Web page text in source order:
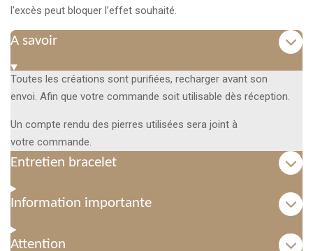
l'excès peut bloquer l’effet souhaité.
A savoir
Toutes les créations sont purifiées, recharger avant son
envoi. Afin que votre commande soit utilisable dès réception.
Un compte rendu des pierres utilisées sera joint à
votre commande.
Entretien bracelet
Information importante
Attention